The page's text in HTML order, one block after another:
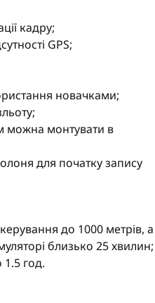
кадру;
GPS;
новачками;
можна монтувати в
для початку запису
до 1000 метрів, а
близько 25 хвилин;
год.